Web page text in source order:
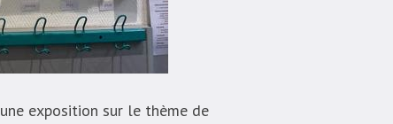
une exposition sur le thème de